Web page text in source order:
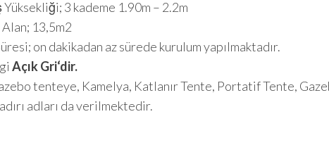
Yüksekliği; 3 kademe 1.90m – 2.2m
Alan; 13,5m2
on dakikadan az sürede kurulum yapılmaktadır.
Açık Gri‘dir.
tenteye, Kamelya, Katlanır Tente, Portatif Tente,
adları da verilmektedir.